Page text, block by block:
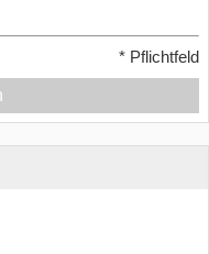
* Pflichtfeld